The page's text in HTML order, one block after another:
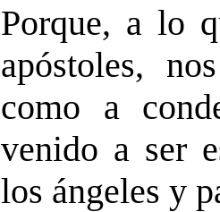
Porque, a lo
apóstoles,
como a
venido a ser
los ángeles y